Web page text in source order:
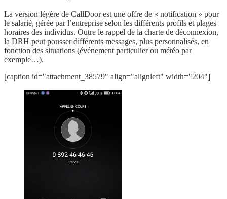
La version légère de CallDoor est une offre de « notification » pour
le salarié, gérée par l’entreprise selon les différents profils et plages
horaires des individus. Outre le rappel de la charte de déconnexion,
la DRH peut pousser différents messages, plus personnalisés, en
fonction des situations (événement particulier ou météo par
exemple…).
[caption id="attachment_38579" align="alignleft" width="204"]